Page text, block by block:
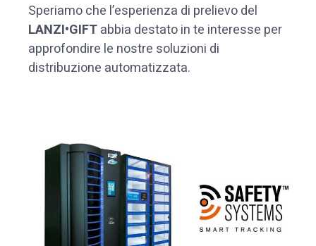
Speriamo che l’esperienza di prelievo del
LANZI•GIFTabbia destato in te interesse per
approfondire le nostre soluzioni di
distribuzione automatizzata.